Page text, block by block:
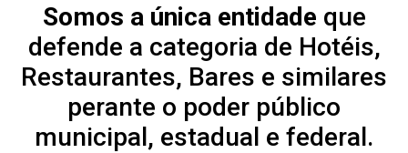
Somos a única entidade que
defende a categoria de Hotéis,
Restaurantes, Bares e similares
perante o poder público
municipal, estadual e federal.